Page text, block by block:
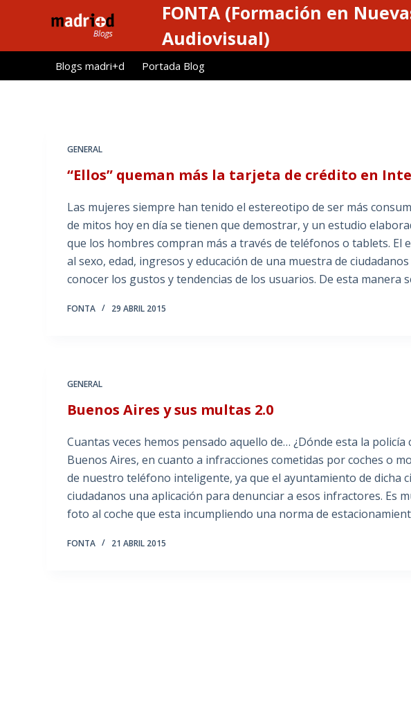
l
FONTA (Formación en
Audiovisual)
Blogs madri+d Portada Blog
GENERAL
“Ellos” queman más la tarjeta de crédito en
Las mujeres siempre han tenido el estereotipo de ser más
de mitos hoy en día se tienen que demostrar, y un estudio
que los hombres compran más a través de teléfonos o tablets. El
al sexo, edad, ingresos y educación de una muestra de
conocer los gustos y tendencias de los usuarios. De esta manera
FONTA 29 ABRIL 2015
GENERAL
Buenos Aires y sus multas 2.0
Cuantas veces hemos pensado aquello de… ¿Dónde esta la policía
Buenos Aires, en cuanto a infracciones cometidas por coches o
de nuestro teléfono inteligente, ya que el ayuntamiento de dicha
ciudadanos una aplicación para denunciar a esos infractores. Es
foto al coche que esta incumpliendo una norma de
FONTA 21 ABRIL 2015